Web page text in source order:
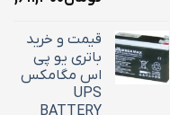
قیمت و خرید
باتری یو پی
اس مگامکس
UPS